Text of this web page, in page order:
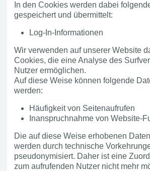
In den Cookies werden dabei
gespeichert und übermittelt:
Log-In-Informationen
Wir verwenden auf unserer Website
Cookies, die eine Analyse des
Nutzer ermöglichen.
Auf diese Weise können folgende
werden:
Häufigkeit von Seitenaufrufen
Inanspruchnahme von Website-
Die auf diese Weise erhobenen
werden durch technische
pseudonymisiert. Daher ist eine
zum aufrufenden Nutzer nicht mehr